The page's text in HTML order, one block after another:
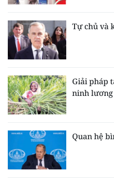
Tự chủ và
Giải pháp
ninh
Quan hệ